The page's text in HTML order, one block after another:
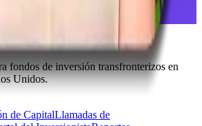
fondos de inversión transfronterizos en
Unidos.
de CapitalLlamadas de